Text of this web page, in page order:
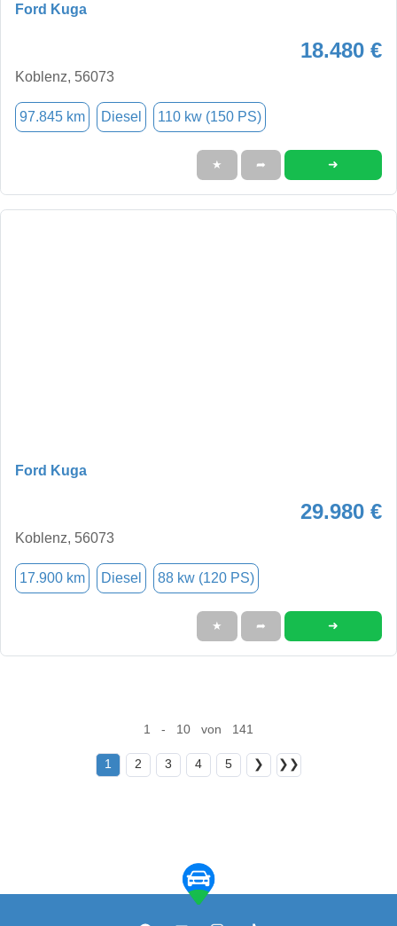
Ford Kuga
18.480 €
Koblenz, 56073
97.845 km Diesel 110 kw (150 PS)
★ ➦ ➜
Ford Kuga
29.980 €
Koblenz, 56073
17.900 km Diesel 88 kw (120 PS)
★ ➦ ➜
1 - 10 von 141
1 2 3 4 5 ❯ ❯❯